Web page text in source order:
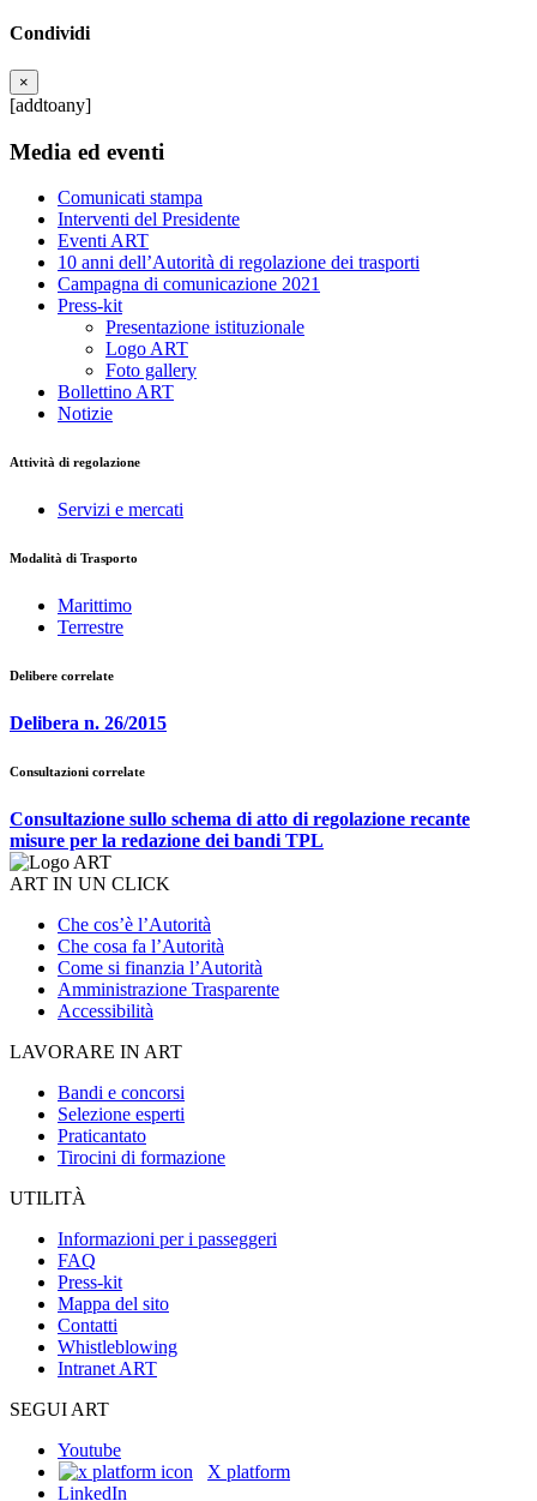
Condividi
×
[addtoany]
Media ed eventi
Comunicati stampa
Interventi del Presidente
Eventi ART
10 anni dell’Autorità di regolazione dei trasporti
Campagna di comunicazione 2021
Press-kit
Presentazione istituzionale
Logo ART
Foto gallery
Bollettino ART
Notizie
Attività di regolazione
Servizi e mercati
Modalità di Trasporto
Marittimo
Terrestre
Delibere correlate
Delibera n. 26/2015
Consultazioni correlate
Consultazione sullo schema di atto di regolazione recante
misure per la redazione dei bandi TPL
ART IN UN CLICK
Che cos’è l’Autorità
Che cosa fa l’Autorità
Come si finanzia l’Autorità
Amministrazione Trasparente
Accessibilità
LAVORARE IN ART
Bandi e concorsi
Selezione esperti
Praticantato
Tirocini di formazione
UTILITÀ
Informazioni per i passeggeri
FAQ
Press-kit
Mappa del sito
Contatti
Whistleblowing
Intranet ART
SEGUI ART
Youtube
X platform
LinkedIn